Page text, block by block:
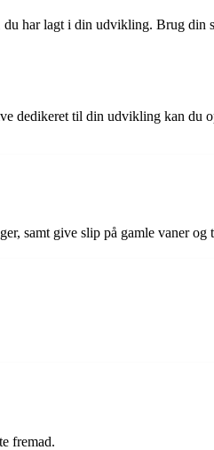
har lagt i din udvikling. Brug din
dedikeret til din udvikling kan du
samt give slip på gamle vaner og
fremad.